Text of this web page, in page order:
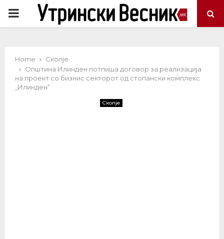
PRIMARY
Home
Скопје
Општина Илинден потпиша договор за реализација
на проект со бизнис секторот од стопански комплекс
„Илинден“
Скопје